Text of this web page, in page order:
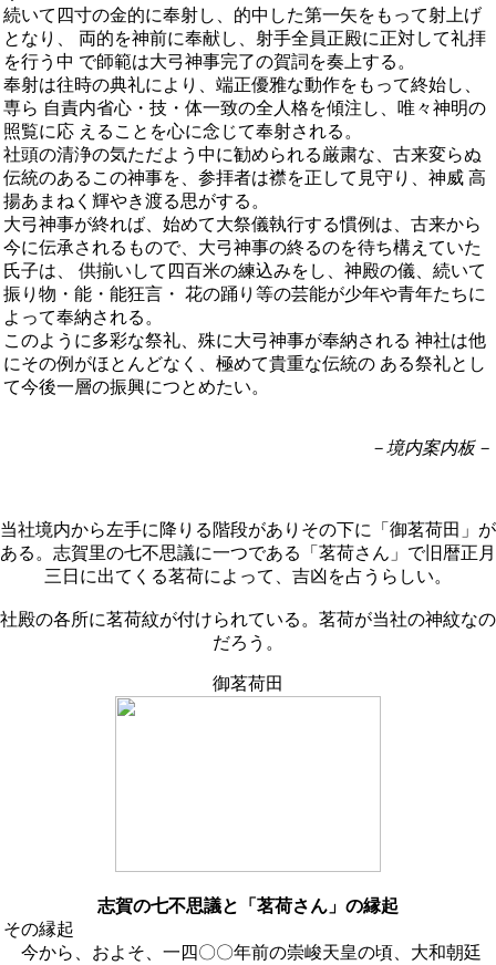
続いて四寸の金的に奉射し、的中した第一矢をもって射上げ
となり、 両的を神前に奉献し、射手全員正殿に正対して礼拝
を行う中 で師範は大弓神事完了の賀詞を奏上する。
奉射は往時の典礼により、端正優雅な動作をもって終始し、
専ら 自責内省心・技・体一致の全人格を傾注し、唯々神明の
照覧に応 えることを心に念じて奉射される。
社頭の清浄の気ただよう中に勧められる厳粛な、古来変らぬ
伝統のあるこの神事を、参拝者は襟を正して見守り、神威 高
揚あまねく輝やき渡る思がする。
大弓神事が終れば、始めて大祭儀執行する慣例は、古来から
今に伝承されるもので、大弓神事の終るのを待ち構えていた
氏子は、 供揃いして四百米の練込みをし、神殿の儀、続いて
振り物・能・能狂言・ 花の踊り等の芸能が少年や青年たちに
よって奉納される。
このように多彩な祭礼、殊に大弓神事が奉納される 神社は他
にその例がほとんどなく、極めて貴重な伝統の ある祭礼とし
て今後一層の振興につとめたい。
－境内案内板－
当社境内から左手に降りる階段がありその下に「御茗荷田」が
ある。志賀里の七不思議に一つである「茗荷さん」で旧暦正月
三日に出てくる茗荷によって、吉凶を占うらしい。
社殿の各所に茗荷紋が付けられている。茗荷が当社の神紋なの
だろう。
御茗荷田
志賀の七不思議と「茗荷さん」の縁起
その縁起
今から、およそ、一四〇〇年前の崇峻天皇の頃、大和朝廷